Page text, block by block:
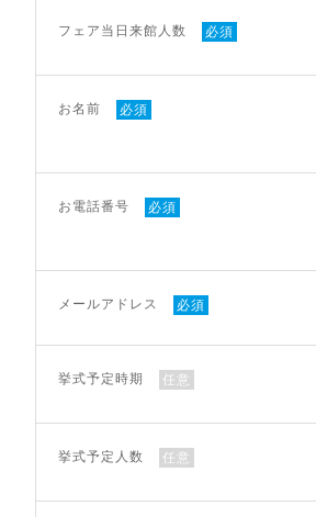
フェア当日来館人数 必須
お名前 必須
お電話番号
必須
メールアドレス 必須
挙式予定時期 任意
挙式予定人数 任意